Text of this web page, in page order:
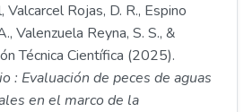
Valcarcel Rojas, D. R., Espino
Valenzuela Reyna, S. S., &
Técnica Científica (2025).
: Evaluación de peces de aguas
en el marco de la